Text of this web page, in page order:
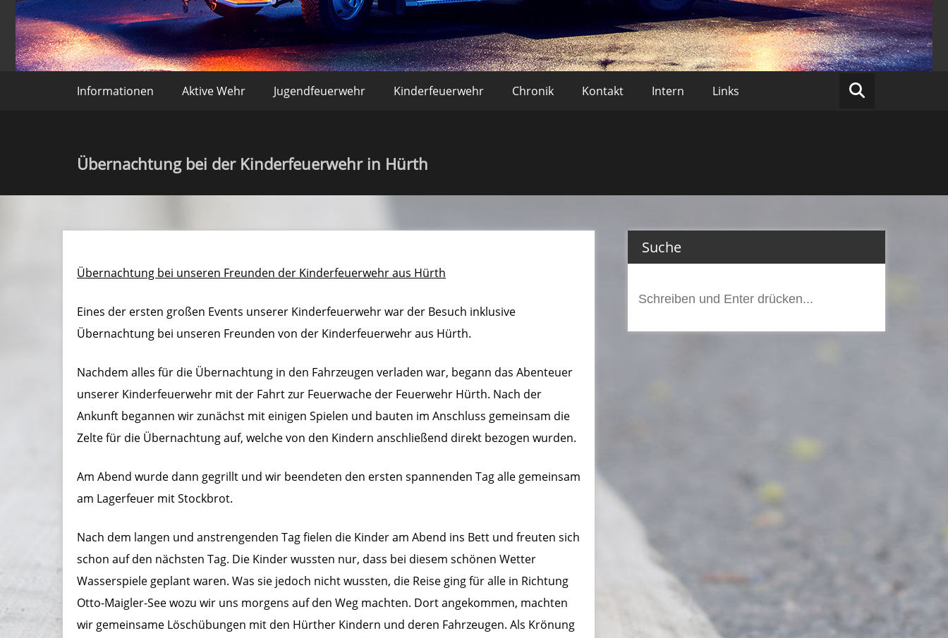
Freiwillige Feuerwehr Bornheim – Löscheinheit Walberberg
Informationen Aktive Wehr Jugendfeuerwehr Kinderfeuerwehr Chronik Kontakt Intern Links
Übernachtung bei der Kinderfeuerwehr in Hürth
Übernachtung bei unseren Freunden der Kinderfeuerwehr aus Hürth
Eines der ersten großen Events unserer Kinderfeuerwehr war der Besuch inklusive
Übernachtung bei unseren Freunden von der Kinderfeuerwehr aus Hürth.
Nachdem alles für die Übernachtung in den Fahrzeugen verladen war, begann das Abenteuer
unserer Kinderfeuerwehr mit der Fahrt zur Feuerwache der Feuerwehr Hürth. Nach der
Ankunft begannen wir zunächst mit einigen Spielen und bauten im Anschluss gemeinsam die
Zelte für die Übernachtung auf, welche von den Kindern anschließend direkt bezogen wurden.
Am Abend wurde dann gegrillt und wir beendeten den ersten spannenden Tag alle gemeinsam
am Lagerfeuer mit Stockbrot.
Nach dem langen und anstrengenden Tag fielen die Kinder am Abend ins Bett und freuten sich
schon auf den nächsten Tag. Die Kinder wussten nur, dass bei diesem schönen Wetter
Wasserspiele geplant waren. Was sie jedoch nicht wussten, die Reise ging für alle in Richtung
Otto-Maigler-See wozu wir uns morgens auf den Weg machten. Dort angekommen, machten
wir gemeinsame Löschübungen mit den Hürther Kindern und deren Fahrzeugen. Als Krönung
Suche
nach: